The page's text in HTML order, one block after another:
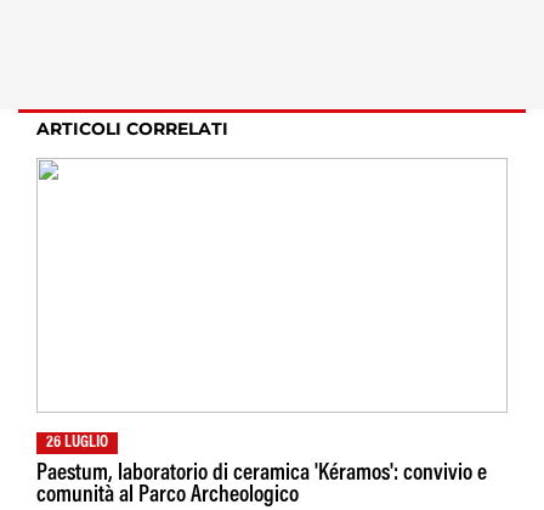
ARTICOLI CORRELATI
26 LUGLIO
Paestum, laboratorio di ceramica 'Kéramos': convivio e
comunità al Parco Archeologico